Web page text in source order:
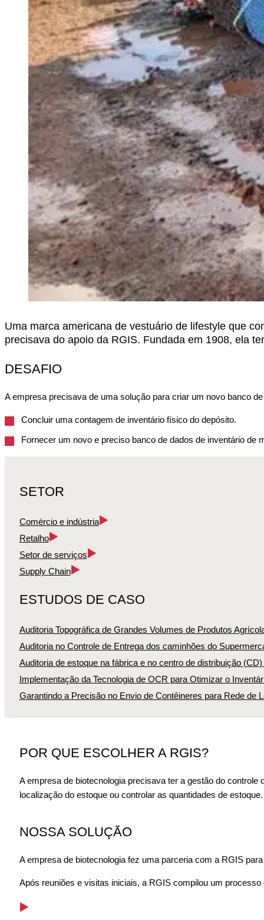
Uma marca americana de vestuário de lifestyle que
precisava do apoio da RGIS. Fundada em 1908, ela
DESAFIO
A empresa precisava de uma solução para criar um novo banco
Concluir uma contagem de inventário físico do depósito.
Fornecer um novo e preciso banco de dados de inventário de
SETOR
Comércio e indústria
Retalho
Setor de serviços
Supply Chain
ESTUDOS DE CASO
Auditoria Topográfica de Grandes Volumes de Produtos
Auditoria no Controle de Entrega dos caminhões do
Auditoria de estoque na fábrica e no centro de distribuição
Implementação da Tecnologia de OCR para Otimizar o
Garantindo a Precisão no Envio de Contêineres para Rede de
POR QUE ESCOLHER A RGIS?
A empresa de biotecnologia precisava ter a gestão do
localização do estoque ou controlar as quantidades de estoque.
NOSSA SOLUÇÃO
A empresa de biotecnologia fez uma parceria com a RGIS
Após reuniões e visitas iniciais, a RGIS compilou um processo